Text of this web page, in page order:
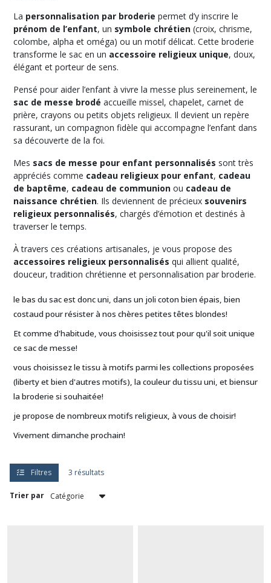
La personnalisation par broderie permet d’y inscrire le
prénom de l’enfant, un symbole chrétien (croix, chrisme,
colombe, alpha et oméga) ou un motif délicat. Cette broderie
transforme le sac en un accessoire religieux unique, doux,
élégant et porteur de sens.
Pensé pour aider l’enfant à vivre la messe plus sereinement, le
sac de messe brodé accueille missel, chapelet, carnet de
prière, crayons ou petits objets religieux. Il devient un repère
rassurant, un compagnon fidèle qui accompagne l’enfant dans
sa découverte de la foi.
Mes sacs de messe pour enfant personnalisés sont très
appréciés comme cadeau religieux pour enfant, cadeau
de baptême, cadeau de communion ou cadeau de
naissance chrétien. Ils deviennent de précieux souvenirs
religieux personnalisés, chargés d’émotion et destinés à
traverser le temps.
À travers ces créations artisanales, je vous propose des
accessoires religieux personnalisés qui allient qualité,
douceur, tradition chrétienne et personnalisation par broderie.
le bas du sac est donc uni, dans un joli coton bien épais, bien
costaud pour résister à nos chères petites têtes blondes!
Et comme d'habitude, vous choisissez tout pour qu'il soit unique
ce sac de messe!
vous choisissez le tissu à motifs parmi les collections proposées
(liberty et bien d'autres motifs), la couleur du tissu uni, et biensur
la broderie si souhaitée!
je propose de nombreux motifs religieux, à vous de choisir!
Vivement dimanche prochain!
Filtres 3 résultats
Trier par